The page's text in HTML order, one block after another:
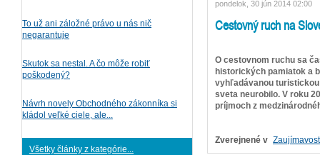
To už ani záložné právo u nás nič
negarantuje
Skutok sa nestal. A čo môže robiť
poškodený?
Návrh novely Obchodného zákonníka si
kládol veľké ciele, ale...
Všetky články z kategórie...
pondelok, 30 jún 2014 02:00
Cestovný ruch na
O cestovnom ruchu sa
historických pamiatok a
vyhľadávanou turistickou
sveta neurobilo. V roku
príjmoch z
Zverejnené v